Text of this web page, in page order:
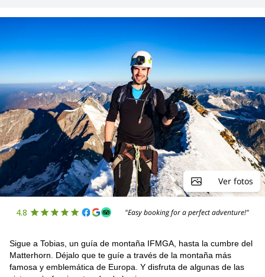
Ver fotos
4.8 "Easy booking for a perfect adventure!"
Sigue a Tobias, un guía de montaña IFMGA, hasta la cumbre del
Matterhorn. Déjalo que te guíe a través de la montaña más
famosa y emblemática de Europa. Y disfruta de algunas de las